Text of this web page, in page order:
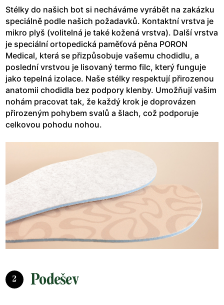
Stélky do našich bot si necháváme vyrábět na zakázku
speciálně podle našich požadavků. Kontaktní vrstva je
mikro plyš (volitelná je také kožená vrstva). Další vrstva
je speciální ortopedická paměťová pěna PORON
Medical, která se přizpůsobuje vašemu chodidlu, a
poslední vrstvou je lisovaný termo filc, který funguje
jako tepelná izolace. Naše stélky respektují přirozenou
anatomii chodidla bez podpory klenby. Umožňují vašim
nohám pracovat tak, že každý krok je doprovázen
přirozeným pohybem svalů a šlach, což podporuje
celkovou pohodu nohou.
2 Podešev